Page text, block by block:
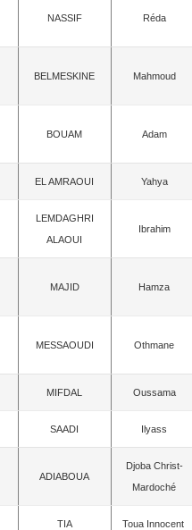
NASSIF Réda
BELMESKINE Mahmoud
BOUAM Adam
EL AMRAOUI Yahya
LEMDAGHRI
ALAOUI
Ibrahim
MAJID Hamza
MESSAOUDI Othmane
MIFDAL Oussama
SAADI Ilyass
ADIABOUA
Djoba Christ-
Mardoché
TIA Toua Innocent